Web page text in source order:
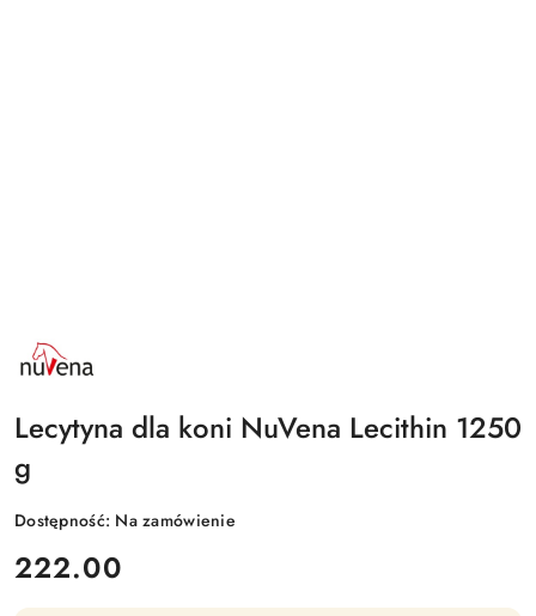
NAZWA
PRODUCENTA:
NUVENA
Lecytyna dla koni NuVena Lecithin 1250
g
Dostępność: Na zamówienie
cena:
222.00